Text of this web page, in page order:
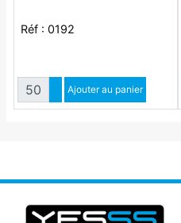
Réf : 0192
QuantitéAugmenter quantité
Diminuer quantité
Ajouter au panier